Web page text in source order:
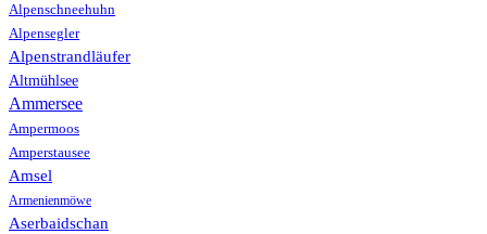
Alpenschneehuhn
Alpensegler
Alpenstrandläufer
Altmühlsee
Ammersee
Ampermoos
Amperstausee
Amsel
Armenienmöwe
Aserbaidschan